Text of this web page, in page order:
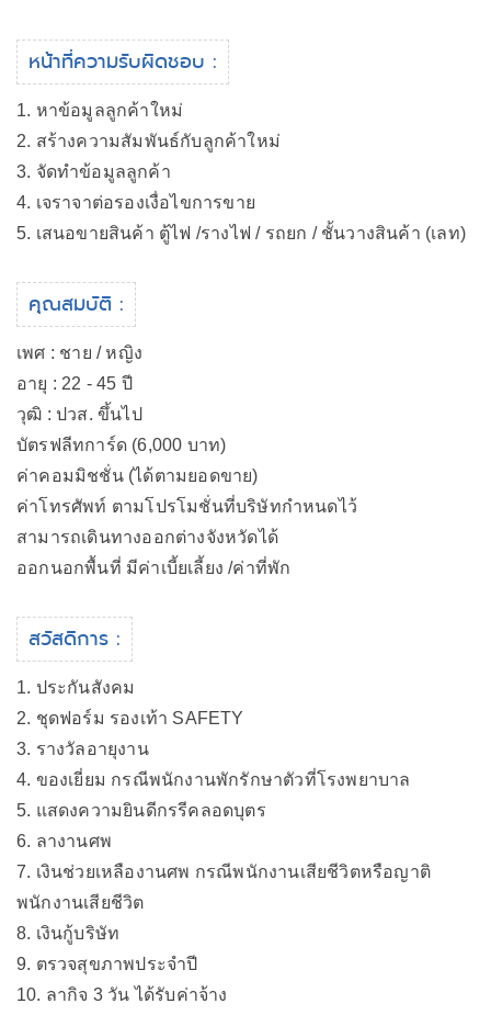
หน้าที่ความรับผิดชอบ :
1. หาข้อมูลลูกค้าใหม่
2. สร้างความสัมพันธ์กับลูกค้าใหม่
3. จัดทำข้อมูลลูกค้า
4. เจราจาต่อรองเงื่อไขการขาย
5. เสนอขายสินค้า ตู้ไฟ /รางไฟ / รถยก / ชั้นวางสินค้า (เลท)
คุณสมบัติ :
เพศ : ชาย / หญิง
อายุ : 22 - 45 ปี
วุฒิ : ปวส. ขึ้นไป
บัตรฟลีทการ์ด (6,000 บาท)
ค่าคอมมิชชั่น (ได้ตามยอดขาย)
ค่าโทรศัพท์ ตามโปรโมชั่นที่บริษัทกำหนดไว้
สามารถเดินทางออกต่างจังหวัดได้
ออกนอกพื้นที่ มีค่าเบี้ยเลี้ยง /ค่าที่พัก
สวัสดิการ :
1. ประกันสังคม
2. ชุดฟอร์ม รองเท้า SAFETY
3. รางวัลอายุงาน
4. ของเยี่ยม กรณีพนักงานพักรักษาตัวที่โรงพยาบาล
5. แสดงความยินดีกรรีคลอดบุตร
6. ลางานศพ
7. เงินช่วยเหลืองานศพ กรณีพนักงานเสียชีวิตหรือญาติ
พนักงานเสียชีวิต
8. เงินกู้บริษัท
9. ตรวจสุขภาพประจำปี
10. ลากิจ 3 วัน ได้รับค่าจ้าง